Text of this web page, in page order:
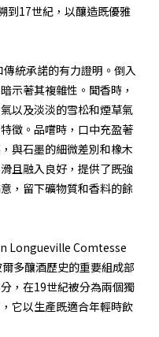
到17世紀，以釀造既優雅
統承諾的有力證明。倒入
示著其複雜性。聞香時，
以及淡淡的雪松和煙草氣
徵。品嚐時，口中充盈著
與石墨的細微差別和橡木
且融入良好，提供了既強
，留下礦物質和香料的餘
Longueville Comtesse
多釀酒歷史的重要組成部
，在19世紀被分為兩個獨
它以生產既適合年輕時飲